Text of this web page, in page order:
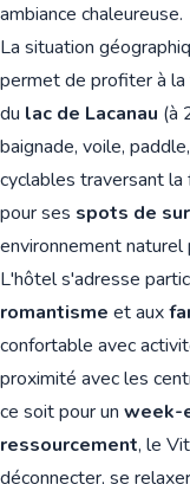
ambiance chaleureuse.
La situation
permet de profiter à la
du lac de Lacanau (à
baignade, voile,
cyclables traversant
pour ses spots de
environnement naturel
L'hôtel s'adresse
romantisme et aux
confortable avec
proximité avec les
ce soit pour un week-
ressourcement, le
déconnecter, se